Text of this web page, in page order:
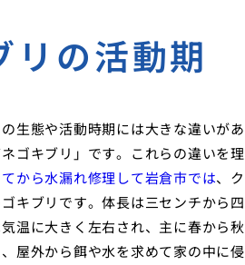
リの活動期
生態や活動時期には大きな違いがあ
ゴキブリ」です。これらの違いを理
から水漏れ修理して岩倉市では、ク
キブリです。体長は三センチから四
温に大きく左右され、主に春から秋
屋外から餌や水を求めて家の中に侵